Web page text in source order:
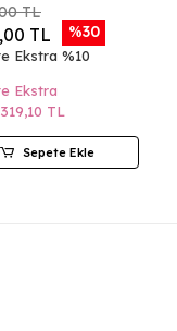
TL
TL %30
Ekstra %10
Ekstra
TL
Sepete Ekle